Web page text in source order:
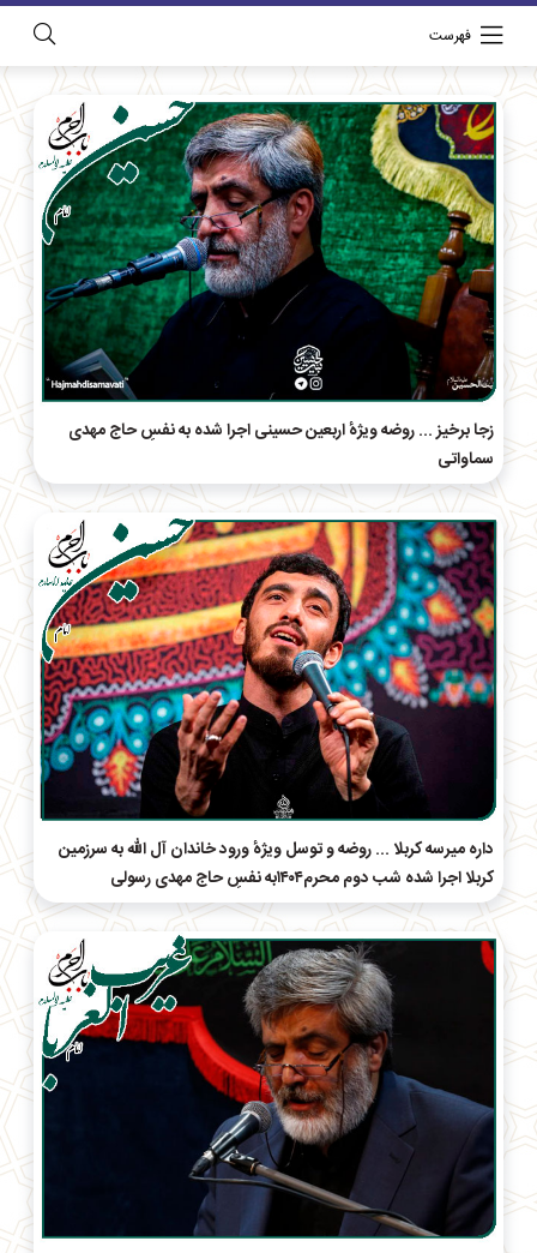
فهرست
زجا برخیز ... روضه ویژهٔ اربعین حسینی اجرا شده به نفسِ حاج مهدی
سماواتی
داره میرسه کربلا ... روضه و توسل ویژهٔ ورود خاندان آل الله به سرزمین
کربلا اجرا شده شب دوم محرم۱۴۰۴به نفسِ حاج‌ مهدی رسولی